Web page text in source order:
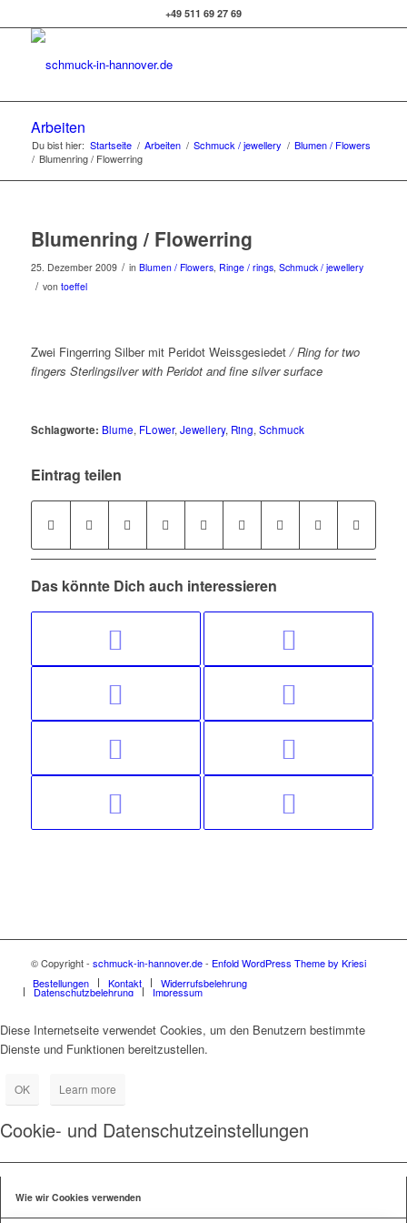
+49 511 69 27 69
Arbeiten
Du bist hier: Startseite / Arbeiten / Schmuck / jewellery / Blumen / Flowers
/ Blumenring / Flowerring
Blumenring / Flowerring
25. Dezember 2009 / in Blumen / Flowers, Ringe / rings, Schmuck / jewellery
/ von toeffel
Zwei Fingerring Silber mit Peridot Weissgesiedet/ Ring for two
fingers Sterlingsilver with Peridot and fine silver surface
Schlagworte: Blume, FLower, Jewellery, Ring, Schmuck
Eintrag teilen
Das könnte Dich auch interessieren
© Copyright - schmuck-in-hannover.de- Enfold WordPress Theme by Kriesi
Bestellungen
Kontakt Widerrufsbelehrung
Datenschutzbelehrung Impressum
Diese Internetseite verwendet Cookies, um den Benutzern bestimmte
Dienste und Funktionen bereitzustellen.
OK Learn more
Cookie- und Datenschutzeinstellungen
Wie wir Cookies verwenden